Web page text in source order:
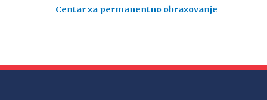
Centar za permanentno obrazovanje